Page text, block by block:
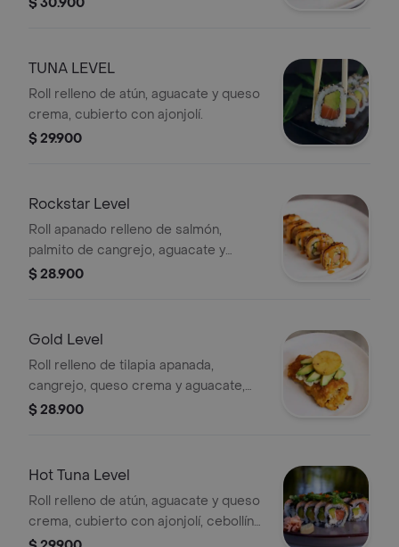
TUNA LEVEL
Roll relleno de atún, aguacate y queso
crema, cubierto con ajonjolí.
$ 29.900
Rockstar Level
Roll apanado relleno de salmón,
palmito de cangrejo, aguacate y
queso crema, con topping de pasta
$ 28.900
Gold Level
Roll relleno de tilapia apanada,
cangrejo, queso crema y aguacate,
con topping de plátano maduro.
$ 28.900
Hot Tuna Level
Roll relleno de atún, aguacate y queso
crema, cubierto con ajonjolí, cebollín y
salsa picante. Incluye jengibre y